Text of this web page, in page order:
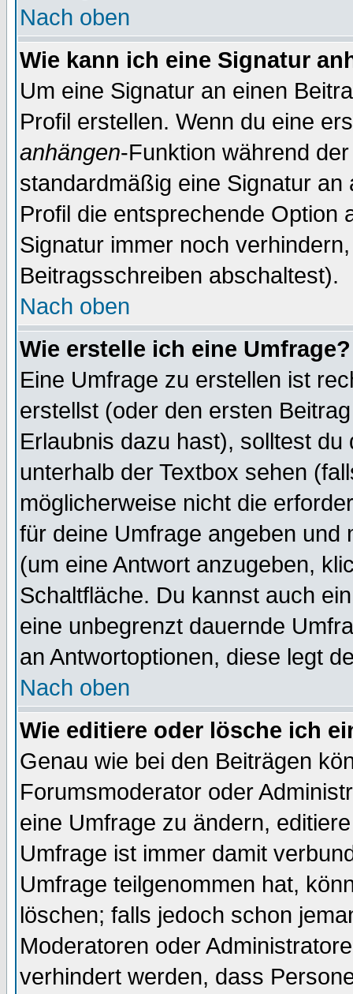
Nach oben
Wie kann ich eine Signatur
Um eine Signatur an einen
Profil erstellen. Wenn du eine
anhängen-Funktion während
standardmäßig eine Signatur
Profil die entsprechende Option
Signatur immer noch
Beitragsschreiben abschaltest).
Nach oben
Wie erstelle ich eine Umfrage?
Eine Umfrage zu erstellen ist
erstellst (oder den ersten
Erlaubnis dazu hast), solltest
unterhalb der Textbox sehen
möglicherweise nicht die
für deine Umfrage angeben und
(um eine Antwort anzugeben,
Schaltfläche. Du kannst auch
eine unbegrenzt dauernde
an Antwortoptionen, diese legt
Nach oben
Wie editiere oder lösche ich
Genau wie bei den Beiträgen
Forumsmoderator oder
eine Umfrage zu ändern,
Umfrage ist immer damit
Umfrage teilgenommen hat,
löschen; falls jedoch schon
Moderatoren oder
verhindert werden, dass